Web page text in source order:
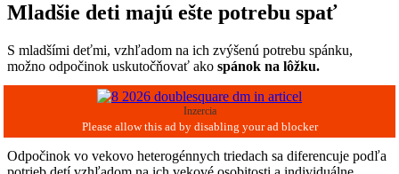
Mladšie deti majú ešte potrebu spať
S mladšími deťmi, vzhľadom na ich zvýšenú potrebu spánku,
možno odpočinok uskutočňovať ako spánok na lôžku.
Inzercia
Odpočinok vo vekovo heterogénnych triedach sa diferencuje podľa